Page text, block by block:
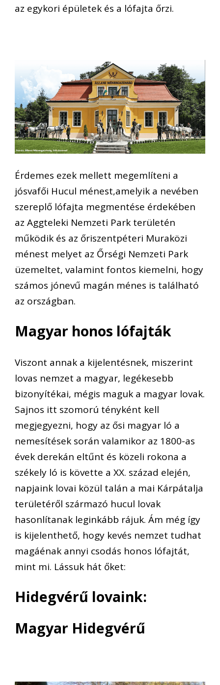
az egykori épületek és a lófajta őrzi.
Érdemes ezek mellett megemlíteni a
jósvafői Hucul ménest,amelyik a nevében
szereplő lófajta megmentése érdekében
az Aggteleki Nemzeti Park területén
működik és az őriszentpéteri Muraközi
ménest melyet az Őrségi Nemzeti Park
üzemeltet, valamint fontos kiemelni, hogy
számos jónevű magán ménes is található
az országban.
Magyar honos lófajták
Viszont annak a kijelentésnek, miszerint
lovas nemzet a magyar, legékesebb
bizonyítékai, mégis maguk a magyar lovak.
Sajnos itt szomorú tényként kell
megjegyezni, hogy az ősi magyar ló a
nemesítések során valamikor az 1800-as
évek derekán eltűnt és közeli rokona a
székely ló is követte a XX. század elején,
napjaink lovai közül talán a mai Kárpátalja
területéről származó hucul lovak
hasonlítanak leginkább rájuk. Ám még így
is kijelenthető, hogy kevés nemzet tudhat
magáénak annyi csodás honos lófajtát,
mint mi. Lássuk hát őket:
Hidegvérű lovaink:
Magyar Hidegvérű